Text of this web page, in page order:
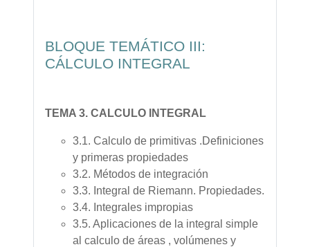
BLOQUE TEMÁTICO III:
CÁLCULO INTEGRAL
TEMA 3. CALCULO INTEGRAL
3.1. Calculo de primitivas .Definiciones
y primeras propiedades
3.2. Métodos de integración
3.3. Integral de Riemann. Propiedades.
3.4. Integrales impropias
3.5. Aplicaciones de la integral simple
al calculo de áreas , volúmenes y